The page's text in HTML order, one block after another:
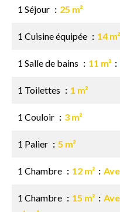
1 Séjour 25 m²
1 Cuisine équipée 14 m²
1 Salle de bains 11 m²
1 Toilettes 1 m²
1 Couloir 3 m²
1 Palier 5 m²
1 Chambre 12 m²
1 Chambre 15 m²